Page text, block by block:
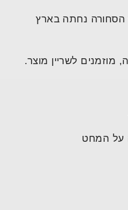
נחתה בארץ
לשריין מוצר.
המחט